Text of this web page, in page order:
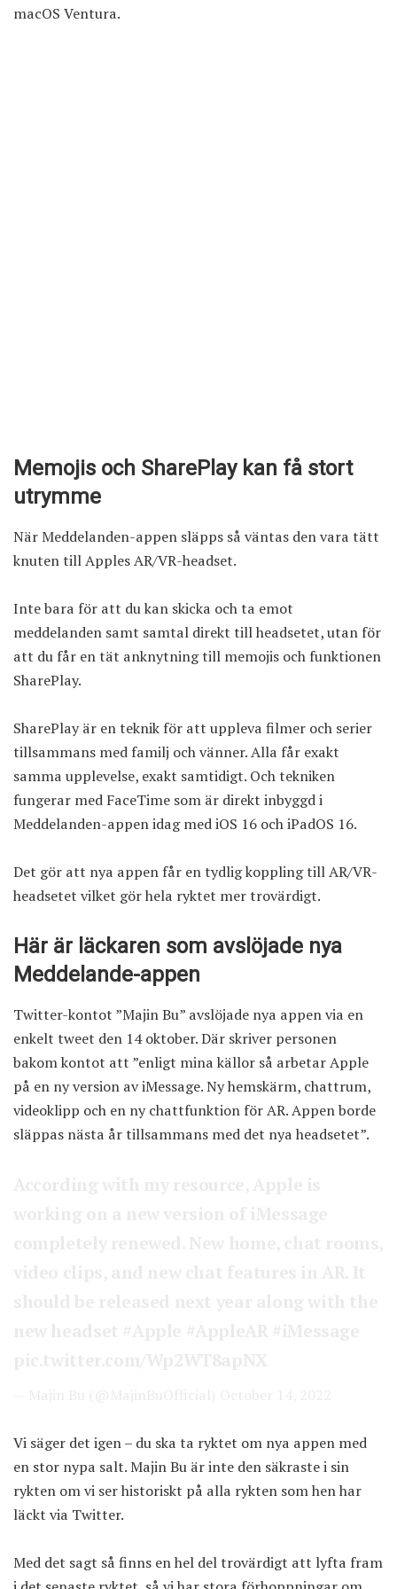
macOS Ventura.
Memojis och SharePlay kan få stort
utrymme
När Meddelanden-appen släpps så väntas den vara tätt
knuten till Apples AR/VR-headset.
Inte bara för att du kan skicka och ta emot
meddelanden samt samtal direkt till headsetet, utan för
att du får en tät anknytning till memojis och funktionen
SharePlay.
SharePlay är en teknik för att uppleva filmer och serier
tillsammans med familj och vänner. Alla får exakt
samma upplevelse, exakt samtidigt. Och tekniken
fungerar med FaceTime som är direkt inbyggd i
Meddelanden-appen idag med iOS 16 och iPadOS 16.
Det gör att nya appen får en tydlig koppling till AR/VR-
headsetet vilket gör hela ryktet mer trovärdigt.
Här är läckaren som avslöjade nya
Meddelande-appen
Twitter-kontot ”Majin Bu” avslöjade nya appen via en
enkelt tweet den 14 oktober. Där skriver personen
bakom kontot att ”enligt mina källor så arbetar Apple
på en ny version av iMessage. Ny hemskärm, chattrum,
videoklipp och en ny chattfunktion för AR. Appen borde
släppas nästa år tillsammans med det nya headsetet”.
Vi säger det igen – du ska ta ryktet om nya appen med
en stor nypa salt. Majin Bu är inte den säkraste i sin
rykten om vi ser historiskt på alla rykten som hen har
läckt via Twitter.
Med det sagt så finns en hel del trovärdigt att lyfta fram